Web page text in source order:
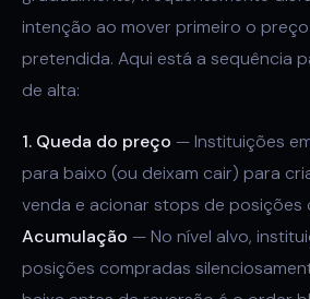
intenção ao mover primeiro o
pretendida. Aqui está a sequência
de alta:
1. Queda do preço — Instituições
para baixo (ou deixam cair) para
venda e acionar stops de posições
Acumulação — No nível alvo,
posições compradas